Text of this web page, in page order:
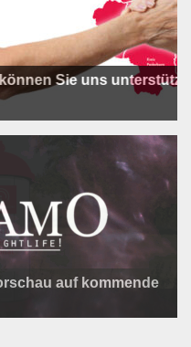
uns unterstützen !
auf kommende